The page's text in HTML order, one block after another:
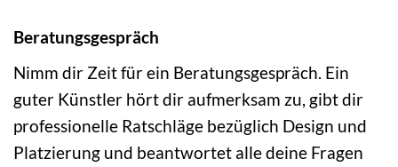
Beratungsgespräch
Nimm dir Zeit für ein Beratungsgespräch. Ein
guter Künstler hört dir aufmerksam zu, gibt dir
professionelle Ratschläge bezüglich Design und
Platzierung und beantwortet alle deine Fragen